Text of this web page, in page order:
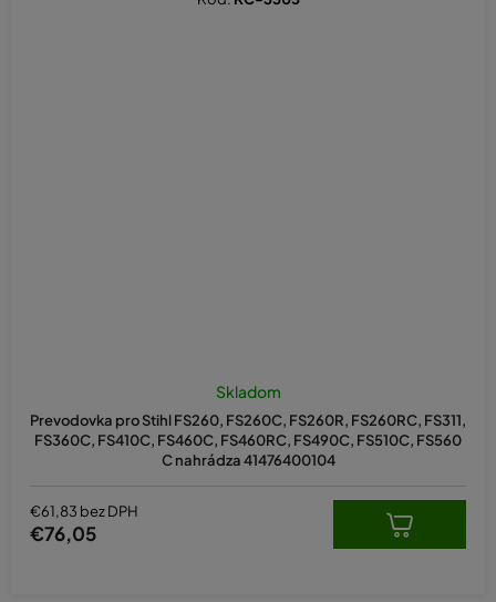
Prevodovka pro Stihl FS260, FS260C, FS260R, FS260RC, FS311,
FS360C, FS410C, FS460C, FS460RC, FS490C, FS510C, FS560
C nahrádza 41476400104
Skladom
€61,83 bez DPH
€76,05